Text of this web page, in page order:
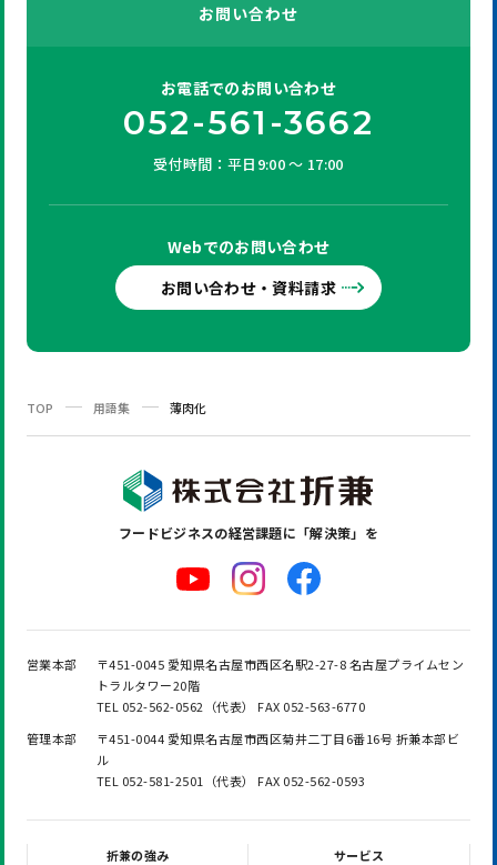
お問い合わせ
お電話でのお問い合わせ
052-561-3662
受付時間：平日9:00 ～ 17:00
Webでのお問い合わせ
お問い合わせ・資料請求
TOP 用語集 薄肉化
フードビジネスの経営課題に「解決策」を
営業本部
〒451-0045 愛知県名古屋市西区名駅2-27-8 名古屋プライムセン
トラルタワー20階
TEL 052-562-0562（代表） FAX 052-563-6770
管理本部
〒451-0044 愛知県名古屋市西区菊井二丁目6番16号 折兼本部ビ
ル
TEL 052-581-2501（代表） FAX 052-562-0593
折兼の強み サービス